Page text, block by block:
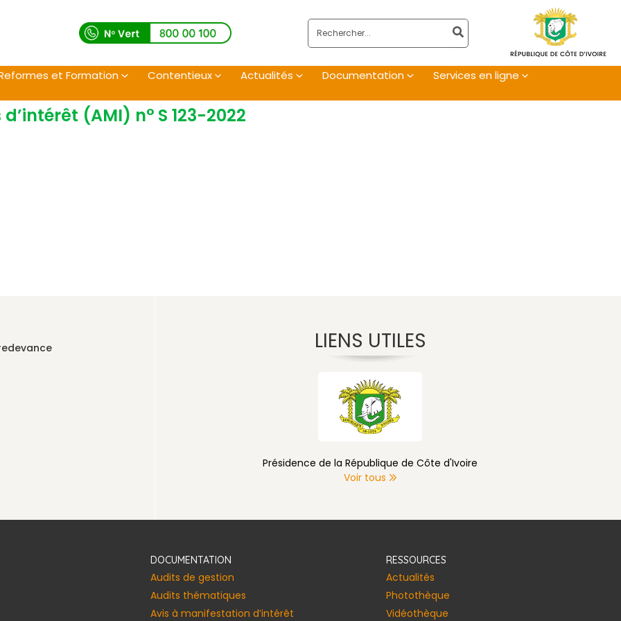
Rechercher:
et Formation Contentieux Actualités Documentation
Services en ligne
(AMI) n° S 123-2022
LIENS UTILES
Présidence de la République de Côte d'Ivoire
Voir tous
DOCUMENTATION
Audits de gestion
Audits thématiques
Avis à manifestation d’intérêt
RESSOURCES
Actualités
Photothèque
Vidéothèque